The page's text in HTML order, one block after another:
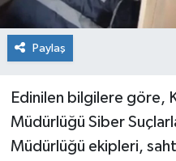
Paylaş
Edinilen bilgilere göre,
Müdürlüğü Siber
Müdürlüğü ekipleri,
SOLHAN
SPOR
YAYLADERE
YEDİSU